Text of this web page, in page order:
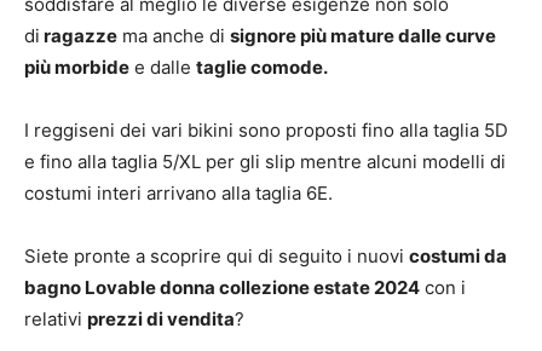
di ragazze ma anche di signore più mature dalle curve
più morbide e dalle taglie comode.
I reggiseni dei vari bikini sono proposti fino alla taglia 5D
e fino alla taglia 5/XL per gli slip mentre alcuni modelli di
costumi interi arrivano alla taglia 6E.
Siete pronte a scoprire qui di seguito i nuovi costumi da
bagno Lovable donna collezione estate 2024 con i
relativi prezzi di vendita?